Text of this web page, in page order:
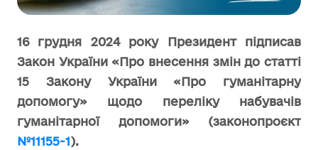
16 грудня 2024 року Президент підписав
Закон України «Про внесення змін до статті
15 Закону України «Про гуманітарну
допомогу» щодо переліку набувачів
гуманітарної допомоги» (законопроєкт
№11155-1).